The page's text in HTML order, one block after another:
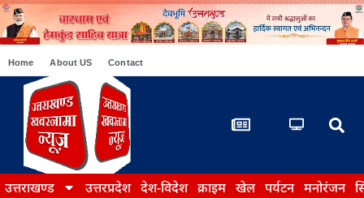
Home About US Contact
उत्तराखण्ड उत्तरप्रदेश देश-विदेश क्राइम खेल पर्यटन मनोरंजन